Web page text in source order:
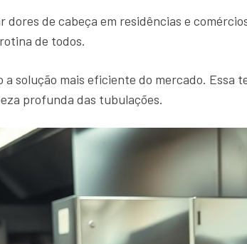
de cabeça em residências e
de todos.
a solução mais eficiente do mercado. Essa
profunda das tubulações.